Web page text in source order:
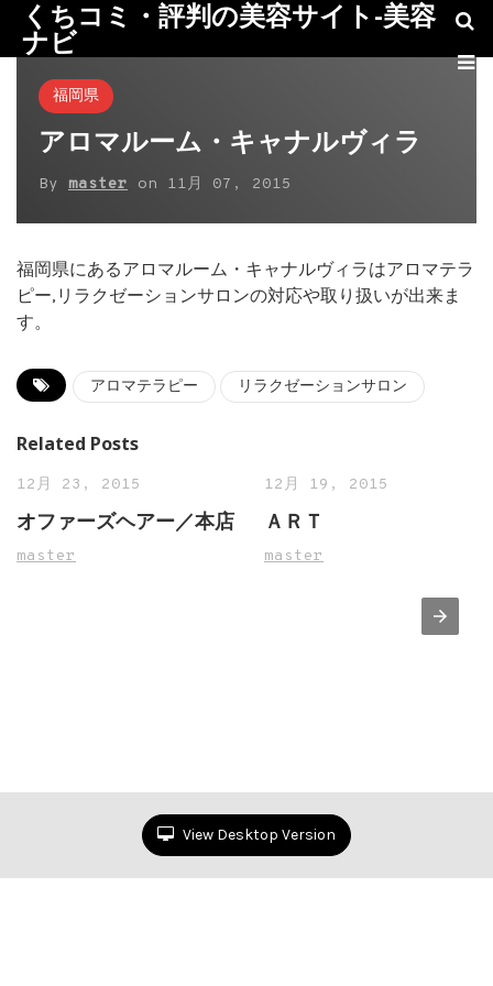
くちコミ・評判の美容サイト-美容
ナビ
福岡県
アロマルーム・キャナルヴィラ
By master on 11月 07, 2015
福岡県にあるアロマルーム・キャナルヴィラはアロマテラ
ピー,リラクゼーションサロンの対応や取り扱いが出来ま
す。
アロマテラピー リラクゼーションサロン
Related Posts
12月 23, 2015
オファーズヘアー／本店
master
12月 19, 2015
ＡＲＴ
master
View Desktop Version